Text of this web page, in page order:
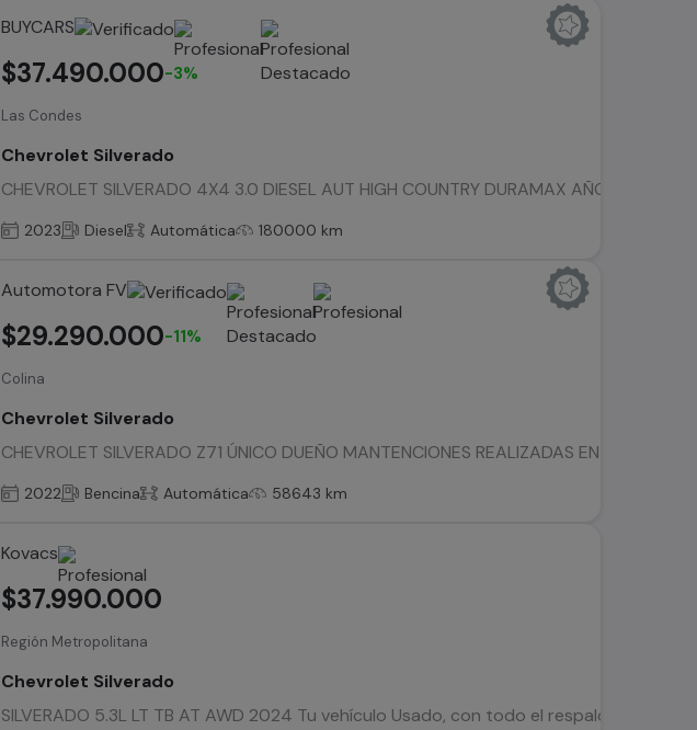
BUYCARS
Las Condes
Chevrolet Silverado
CHEVROLET SILVERADO 4X4 3.0 DIESEL AUT HIGH COUNTRY DURAMAX AÑO
$37.490.000-3%
2023 Diesel Automática 180000 km
Automotora FV
Colina
Chevrolet Silverado
CHEVROLET SILVERADO Z71 ÚNICO DUEÑO MANTENCIONES REALIZADAS EN LA
$29.290.000-11%
2022 Bencina Automática 58643 km
Kovacs
Región Metropolitana
Chevrolet Silverado
SILVERADO 5.3L LT TB AT AWD 2024 Tu vehículo Usado, con todo el respaldo de
$37.990.000